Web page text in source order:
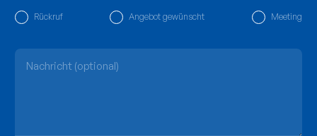
Rückruf Angebot gewünscht Meeting